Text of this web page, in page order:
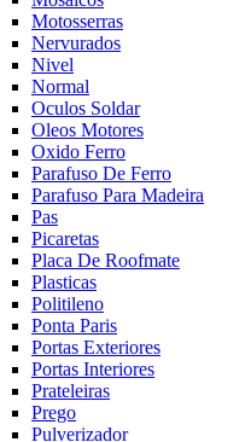
Motosserras
Nervurados
Nivel
Normal
Oculos Soldar
Oleos Motores
Oxido Ferro
Parafuso De Ferro
Parafuso Para Madeira
Pas
Picaretas
Placa De Roofmate
Plasticas
Politileno
Ponta Paris
Portas Exteriores
Portas Interiores
Prateleiras
Prego
Pulverizador